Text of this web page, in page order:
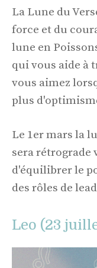
La Lune du
force et du
lune en
qui vous aide à
vous aimez
plus
Le 1er mars la
sera
d'équilibrer le
des rôles de
Leo (23